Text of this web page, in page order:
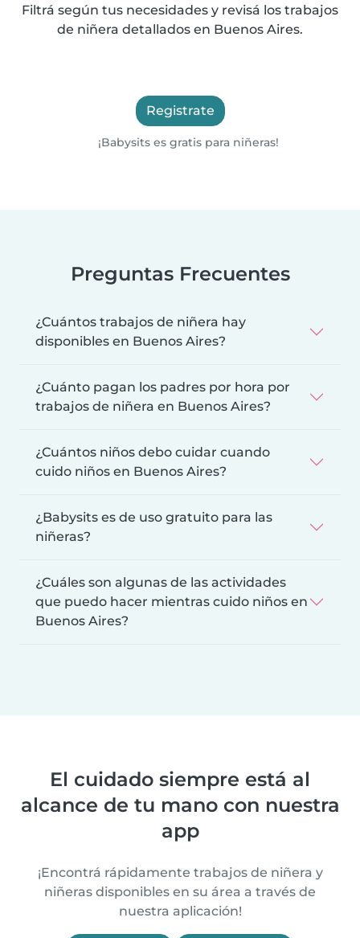
Filtrá según tus necesidades y revisá los trabajos
de niñera detallados en Buenos Aires.
Registrate
¡Babysits es gratis para niñeras!
Preguntas Frecuentes
¿Cuántos trabajos de niñera hay
disponibles en Buenos Aires?
¿Cuánto pagan los padres por hora por
trabajos de niñera en Buenos Aires?
¿Cuántos niños debo cuidar cuando
cuido niños en Buenos Aires?
¿Babysits es de uso gratuito para las
niñeras?
¿Cuáles son algunas de las actividades
que puedo hacer mientras cuido niños en
Buenos Aires?
El cuidado siempre está al
alcance de tu mano con nuestra
app
¡Encontrá rápidamente trabajos de niñera y
niñeras disponibles en su área a través de
nuestra aplicación!